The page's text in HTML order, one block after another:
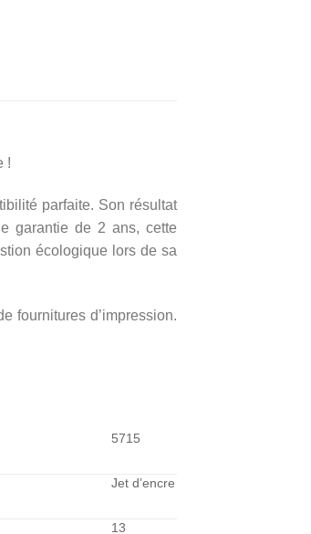
!
parfaite. Son résultat
garantie de 2 ans, cette
écologique lors de sa
fournitures d’impression.
5715
Jet d’encre
13